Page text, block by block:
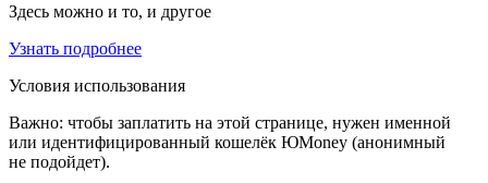
Здесь можно и то, и другое
Узнать подробнее
Условия использования
Важно: чтобы заплатить на этой странице, нужен именной
или идентифицированный кошелёк ЮMoney (анонимный
не подойдет).